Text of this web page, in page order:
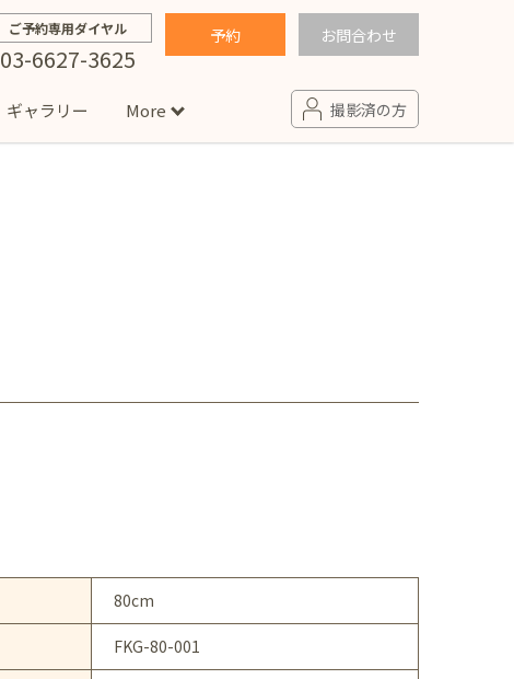
ご予約専用ダイヤル
03-6627-3625
予約 お問合わせ
ギャラリー More 撮影済の方
80cm
FKG-80-001